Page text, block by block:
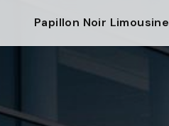
Papillon Noir Limousine